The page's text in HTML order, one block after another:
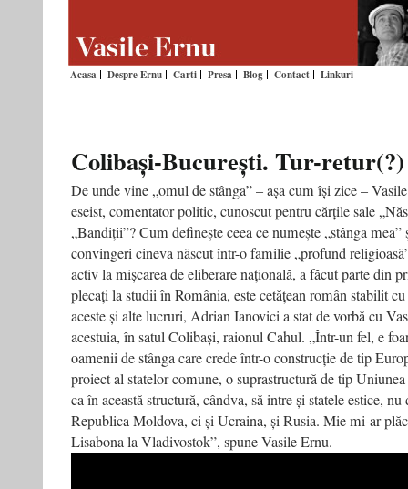
Acasa Despre Ernu Carti Presa Blog Contact Linkuri
Colibași-București. Tur-retur(?)
De unde vine „omul de stânga” – așa cum își zice –
eseist, comentator politic, cunoscut pentru cărțile sale
„Bandiții”? Cum definește ceea ce numește „stânga
convingeri cineva născut într-o familie „profund
activ la mișcarea de eliberare națională, a făcut parte din
plecați la studii în România, este cetățean român stabilit
aceste și alte lucruri, Adrian Ianovici a stat de vorbă cu
acestuia, în satul Colibași, raionul Cahul. „Într-un fel, e
oamenii de stânga care crede într-o construcție de tip
proiect al statelor comune, o suprastructură de tip
ca în această structură, cândva, să intre și statele estice,
Republica Moldova, ci și Ucraina, și Rusia. Mie mi-ar
Lisabona la Vladivostok”, spune Vasile Ernu.